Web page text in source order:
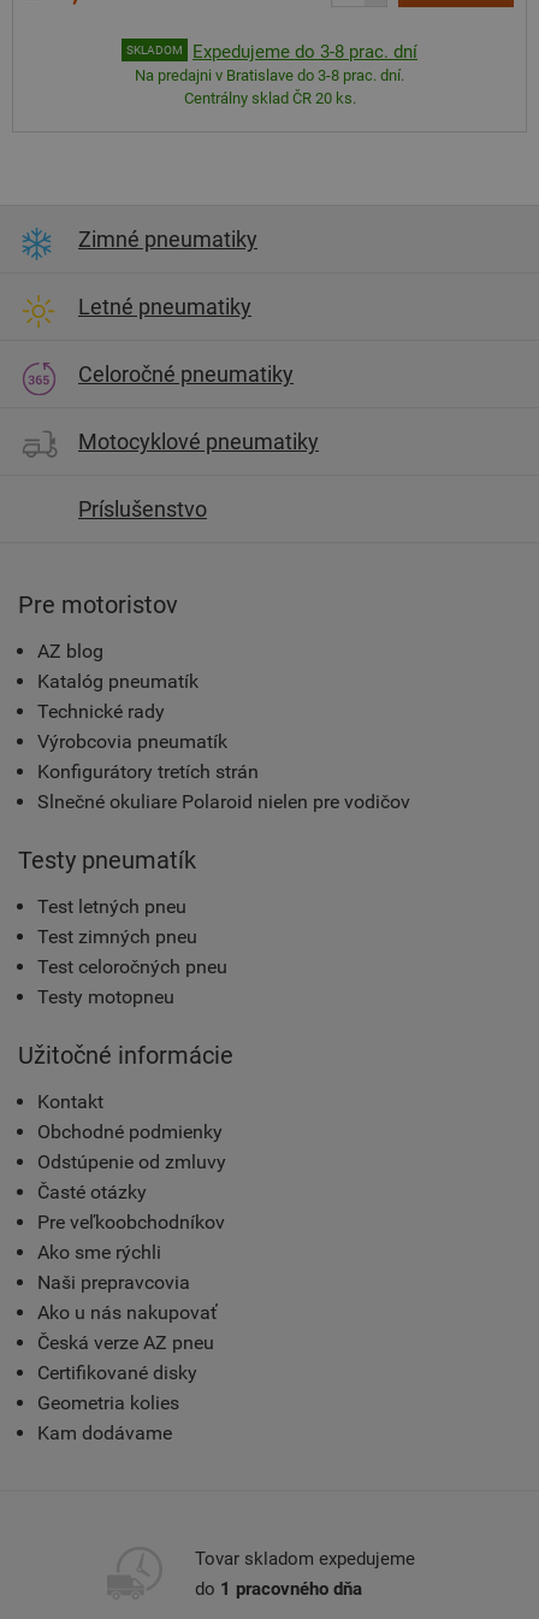
SKLADOM Expedujeme do 3-8 prac. dní
Na predajni v Bratislave do 3-8 prac. dní.
Centrálny sklad ČR 20 ks.
Zimné pneumatiky
Letné pneumatiky
Celoročné pneumatiky
Motocyklové pneumatiky
Príslušenstvo
Pre motoristov
AZ blog
Katalóg pneumatík
Technické rady
Výrobcovia pneumatík
Konfigurátory tretích strán
Slnečné okuliare Polaroid nielen pre vodičov
Testy pneumatík
Test letných pneu
Test zimných pneu
Test celoročných pneu
Testy motopneu
Užitočné informácie
Kontakt
Obchodné podmienky
Odstúpenie od zmluvy
Časté otázky
Pre veľkoobchodníkov
Ako sme rýchli
Naši prepravcovia
Ako u nás nakupovať
Česká verze AZ pneu
Certifikované disky
Geometria kolies
Kam dodávame
Tovar skladom expedujeme
do 1 pracovného dňa